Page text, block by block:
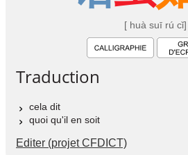
[ huà suī rú cǐ]
Traduction
cela dit
quoi qu'il en soit
Editer (projet CFDICT)